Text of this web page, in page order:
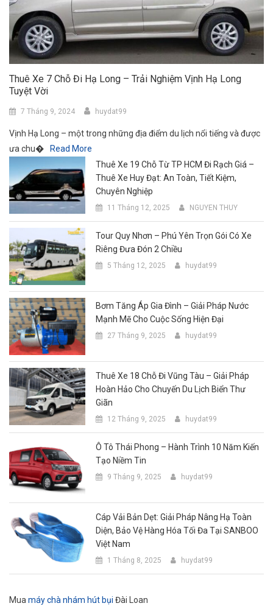
Thuê Xe 7 Chỗ Đi Hạ Long – Trải Nghiệm Vịnh Hạ Long
Tuyệt Vời
7 Tháng 9, 2024 huydat99
Vịnh Hạ Long – một trong những địa điểm du lịch nổi tiếng và được
ưa chu�
Read More
Thuê Xe 19 Chỗ Từ TP HCM Đi Rạch Giá –
Thuê Xe Huy Đạt: An Toàn, Tiết Kiệm,
Chuyên Nghiệp
11 Tháng 12, 2025 NGUYEN THUY
Tour Quy Nhơn – Phú Yên Trọn Gói Có Xe
Riêng Đưa Đón 2 Chiều
5 Tháng 12, 2025 huydat99
Bơm Tăng Áp Gia Đình – Giải Pháp Nước
Mạnh Mẽ Cho Cuộc Sống Hiện Đại
27 Tháng 9, 2025 huydat99
Thuê Xe 18 Chỗ Đi Vũng Tàu – Giải Pháp
Hoàn Hảo Cho Chuyến Du Lịch Biển Thư
Giãn
12 Tháng 9, 2025 huydat99
Ô Tô Thái Phong – Hành Trình 10 Năm Kiến
Tạo Niềm Tin
9 Tháng 9, 2025 huydat99
Cáp Vải Bản Dẹt: Giải Pháp Nâng Hạ Toàn
Diện, Bảo Vệ Hàng Hóa Tối Đa Tại SANBOO
Việt Nam
1 Tháng 8, 2025 huydat99
Muamáy chà nhám hút bụi Đài Loan